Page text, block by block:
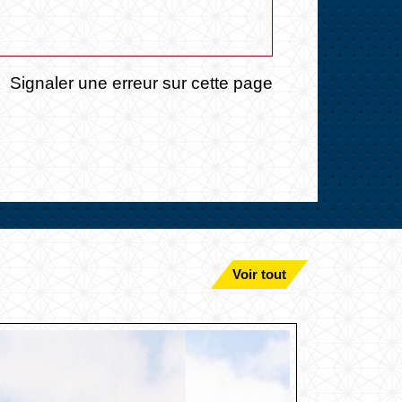
Signaler une erreur sur cette page
Voir tout